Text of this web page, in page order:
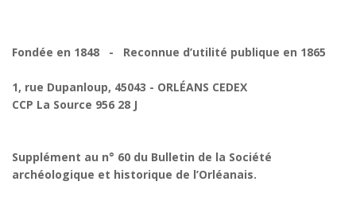
Fondée en 1848 - Reconnue d’utilité publique en 1865
1, rue Dupanloup, 45043 - ORLÉANS CEDEX
CCP La Source 956 28 J
Supplément au n° 60 du Bulletin de la Société
archéologique et historique de l’Orléanais.